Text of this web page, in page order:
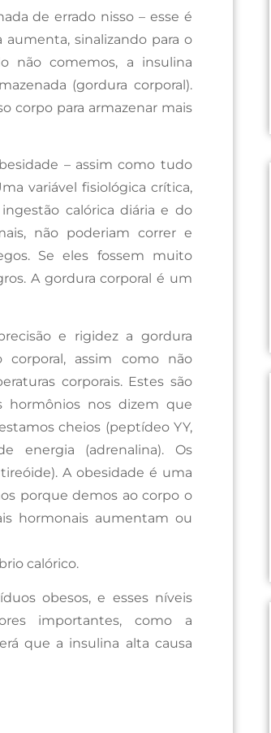
de errado nisso – esse é
sinalizando para o
não comemos, a insulina
(gordura corporal).
corpo para armazenar mais
– assim como tudo
variável fisiológica crítica,
calórica diária e do
não poderiam correr e
Se eles fossem muito
A gordura corporal é um
e rigidez a gordura
corporal, assim como não
corporais. Estes são
hormônios nos dizem que
cheios (peptídeo YY,
energia (adrenalina). Os
A obesidade é uma
porque demos ao corpo o
hormonais aumentam ou
calórico.
obesos, e esses níveis
importantes, como a
que a insulina alta causa